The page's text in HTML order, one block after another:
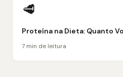
🥩
Proteína na Dieta: Quanto
7 min de leitura